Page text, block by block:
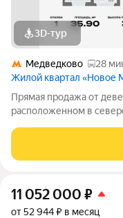
3D-тур
Медведково
28
Жилой квартал «Новое
Прямая продажа от
расположенном в
отделки. Квартира
корпус 43, в жилом
11 052 000 ₽
от 52 944 ₽ в месяц